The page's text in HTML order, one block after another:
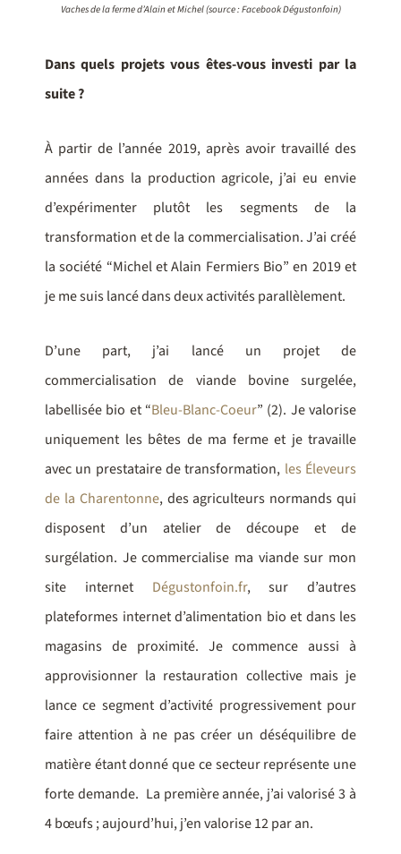
Vaches de la ferme d’Alain et Michel (source : Facebook Dégustonfoin)
Dans quels projets vous êtes-vous investi par la
suite ?
À partir de l’année 2019, après avoir travaillé des
années dans la production agricole, j’ai eu envie
d’expérimenter plutôt les segments de la
transformation et de la commercialisation. J’ai créé
la société “Michel et Alain Fermiers Bio” en 2019 et
je me suis lancé dans deux activités parallèlement.
D’une part, j’ai lancé un projet de
commercialisation de viande bovine surgelée,
labellisée bio et “Bleu-Blanc-Coeur” (2). Je valorise
uniquement les bêtes de ma ferme et je travaille
avec un prestataire de transformation, les Éleveurs
de la Charentonne, des agriculteurs normands qui
disposent d’un atelier de découpe et de
surgélation. Je commercialise ma viande sur mon
site internet Dégustonfoin.fr, sur d’autres
plateformes internet d’alimentation bio et dans les
magasins de proximité. Je commence aussi à
approvisionner la restauration collective mais je
lance ce segment d’activité progressivement pour
faire attention à ne pas créer un déséquilibre de
matière étant donné que ce secteur représente une
forte demande. La première année, j’ai valorisé 3 à
4 bœufs ; aujourd’hui, j’en valorise 12 par an.